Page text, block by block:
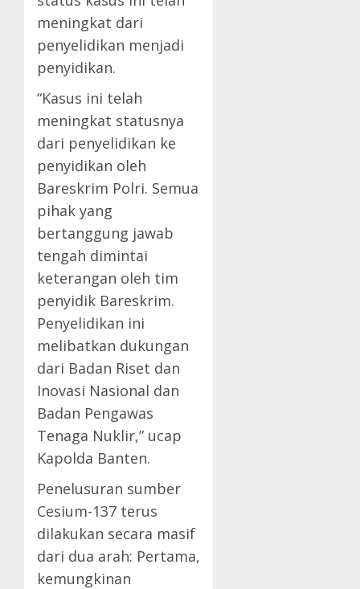
meningkat dari
penyelidikan menjadi
penyidikan.
“Kasus ini telah
meningkat statusnya
dari penyelidikan ke
penyidikan oleh
Bareskrim Polri. Semua
pihak yang
bertanggung jawab
tengah dimintai
keterangan oleh tim
penyidik Bareskrim.
Penyelidikan ini
melibatkan dukungan
dari Badan Riset dan
Inovasi Nasional dan
Badan Pengawas
Tenaga Nuklir,” ucap
Kapolda Banten.
Penelusuran sumber
Cesium-137 terus
dilakukan secara masif
dari dua arah: Pertama,
kemungkinan